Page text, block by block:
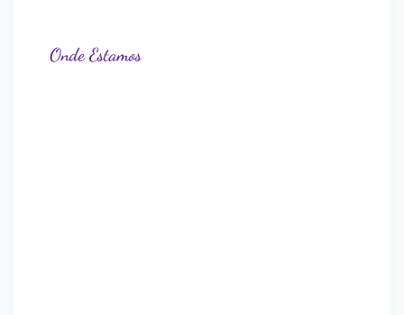
Onde Estamos